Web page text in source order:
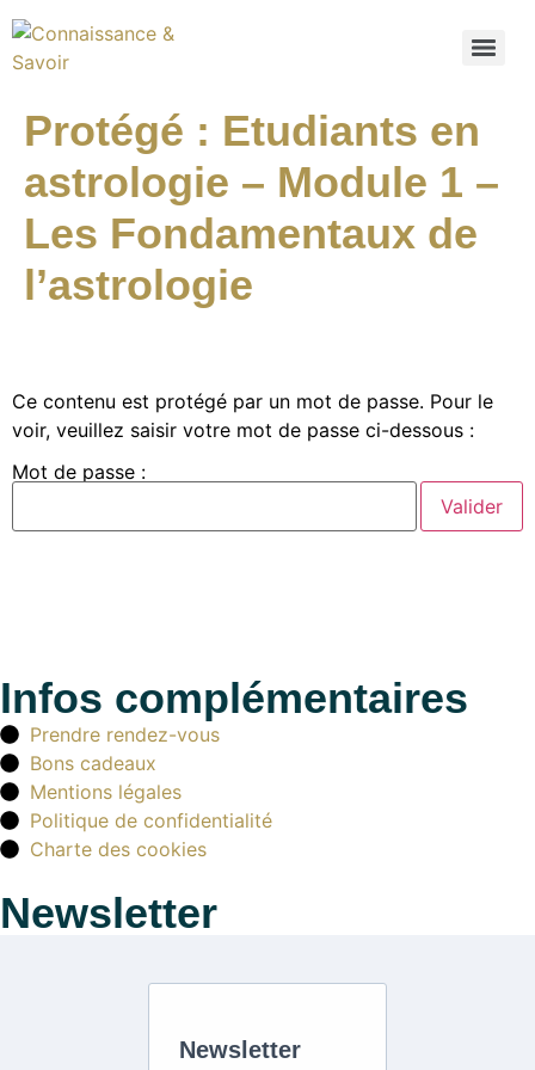
Protégé : Etudiants en
astrologie – Module 1 –
Les Fondamentaux de
l’astrologie
Ce contenu est protégé par un mot de passe. Pour le
voir, veuillez saisir votre mot de passe ci-dessous :
Mot de passe :
Infos complémentaires
Prendre rendez-vous
Bons cadeaux
Mentions légales
Politique de confidentialité
Charte des cookies
Newsletter